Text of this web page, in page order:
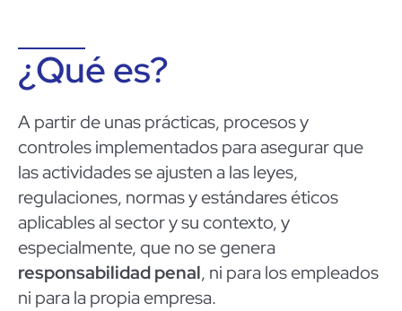
¿Qué es?
Apartir de unas prácticas, procesos y
controles implementados para asegurar que
las actividades se ajusten a las leyes,
regulaciones, normas y estándares éticos
aplicables al sector y su contexto, y
especialmente, que no se genera
responsabilidad penal, ni para los empleados
ni para la propia empresa.